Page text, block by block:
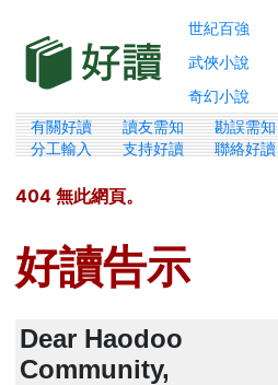
世紀百強
武俠小說
奇幻小說
有關好讀 讀友需知 勘誤需知
分工輸入
支持好讀 聯絡好讀
404 無此網頁。
好讀告示
Dear Haodoo
Community,